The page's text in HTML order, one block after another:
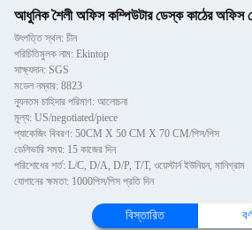
আধুনিক শৈলী অফিস কম্পিউটার ডেস্ক কাঠের অফিস
উৎপত্তি স্থল: চীন
পরিচিতিমুলক নাম: Ekintop
সাক্ষ্যদান: SGS
মডেল নম্বার: 8823
ন্যূনতম চাহিদার পরিমাণ: আলোচনা
মূল্য: US/negotiated/piece
প্যাকেজিং বিবরণ: 50CM X 50 CM X 70 CM/পিস/পিস
ডেলিভারি সময়: 15 কাজের দিন
পরিশোধের শর্ত: L/C, D/A, D/P, T/T, ওয়েস্টার্ন ইউনিয়ন, মানিগ্রাম
যোগানের ক্ষমতা: 1000পিস/পিস প্রতি দিন
বিস্তারিত